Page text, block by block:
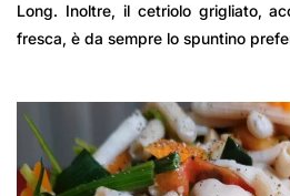
Long. Inoltre, il cetriolo grigliato,
fresca, è da sempre lo spuntino